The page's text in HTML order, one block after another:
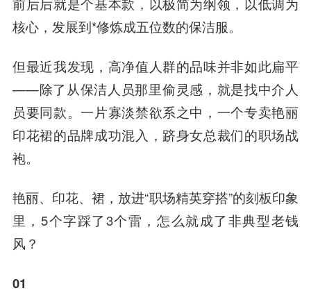
前后后就是个基本款，以极简为纲领，以低调为
核心，发展到*修炼成五位数的保洁服。
但最近我发现，高净值人群的品味并非如此扁平
——除了从保洁人员那里偷灵感，就是找中介人
员要同款。一片寡淡禁欲系之中，一个专卖艳丽
印花裙的品牌成功混入，跻身女总裁们的职场战
袍。
艳丽、印花、裙，放进“职场精英穿搭”的刻板印象
里，5个字踩了3个雷，怎么就成了非典型老钱
风？
01